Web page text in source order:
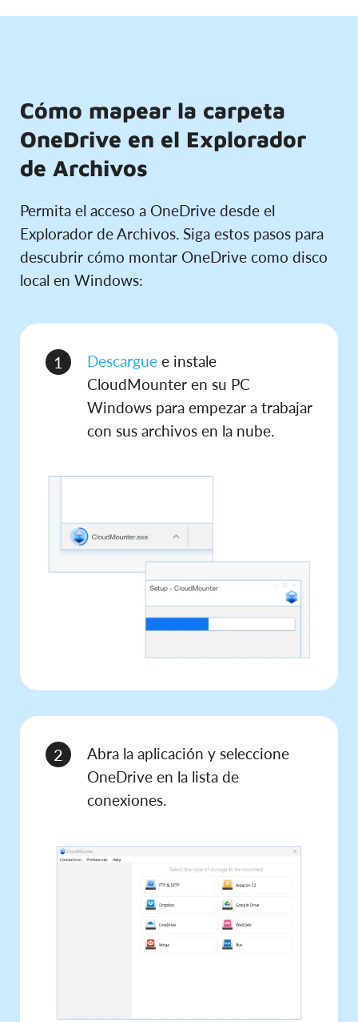
Cómo mapear la carpeta
OneDrive en el Explorador
de Archivos
Permita el acceso a OneDrive desde el
Explorador de Archivos. Siga estos pasos para
descubrir cómo montar OneDrive como disco
local en Windows:
1 Descargue e instale
CloudMounter en su PC
Windows para empezar a trabajar
con sus archivos en la nube.
2
Abra la aplicación y seleccione
OneDrive en la lista de
conexiones.